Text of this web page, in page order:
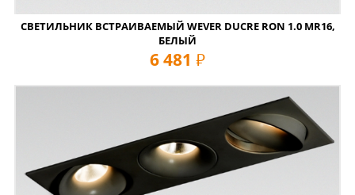
СВЕТИЛЬНИК ВСТРАИВАЕМЫЙ WEVER DUCRE RON 1.0 MR16,
БЕЛЫЙ
6 481 руб